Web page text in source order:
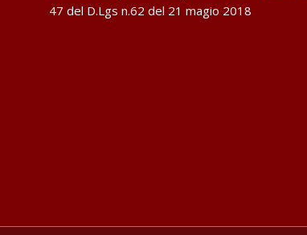
47 del D.Lgs n.62 del 21 magio 2018